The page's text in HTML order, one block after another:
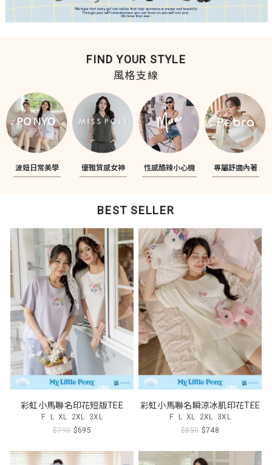
FIND YOUR STYLE
風格支線
波妞日常美學 優雅質感女神 性感酷辣小心機 專屬舒適內著
BEST SELLER
彩虹小馬聯名印花短版TEE
F L XL 2XL 3XL
$790 $695
彩虹小馬聯名瞬涼冰肌印花TEE
F L XL 2XL 3XL
$850 $748